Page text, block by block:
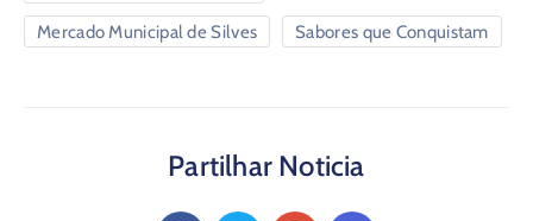
Mercado Municipal de Silves Sabores que Conquistam
Partilhar Noticia